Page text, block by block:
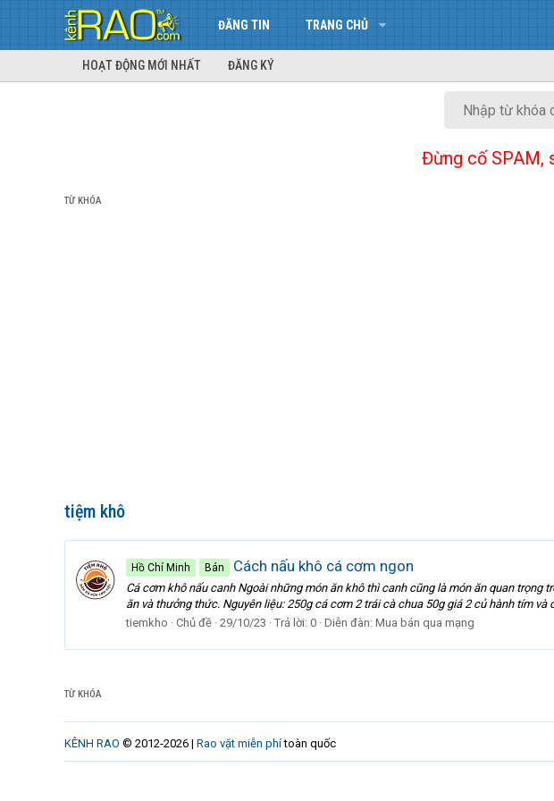
ĐĂNG TIN TRANG CHỦ
HOẠT ĐỘNG MỚI NHẤT ĐĂNG KÝ
Đừng cố SPAM,
TỪ KHÓA
tiệm khô
Hồ Chí Minh Bán Cách nấu khô cá cơm ngon
Cá cơm khô nấu canh Ngoài những món ăn khô thì canh cũng là món ăn quan
ăn và thưởng thức. Nguyên liệu: 250g cá cơm 2 trái cà chua 50g giá 2 củ hành tím và
tiemkho
Chủ đề 29/10/23 Trả lời: 0 Diễn đàn: Mua bán qua mạng
TỪ KHÓA
KÊNH RAO © 2012-2026 | Rao vặt miễn phítoàn quốc